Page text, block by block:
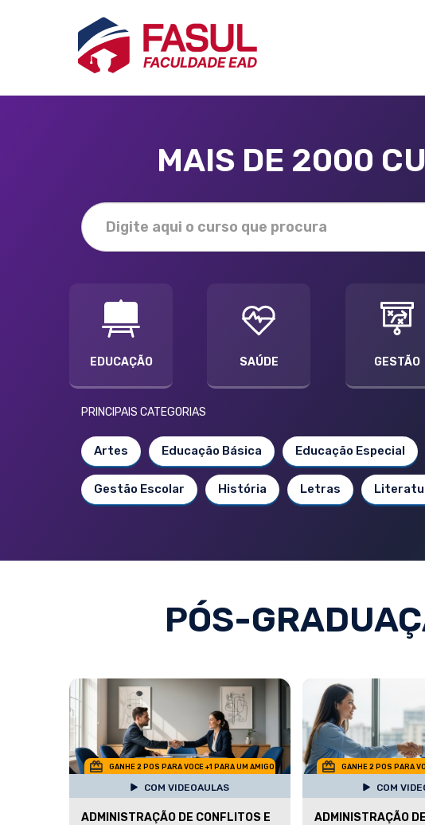
MAIS DE 2000
EDUCAÇÃO SAÚDE GESTÃO
PRINCIPAIS CATEGORIAS
Artes Educação Básica Educação Especial
Gestão Escolar História Letras
PÓS-
GANHE 2 POS PARA VOCE +1 PARA UM AMIGO
COM VIDEOAULAS
ADMINISTRAÇÃO DE CONFLITOS E
GANHE 2 POS PARA
COM
ADMINISTRAÇÃO